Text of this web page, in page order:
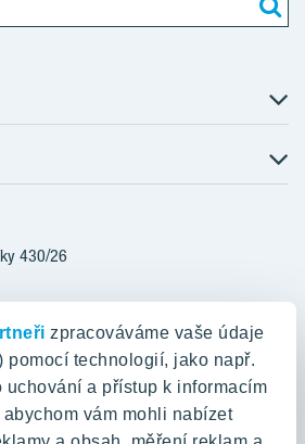
zpracováváme vaše údaje
pomocí technologií, jako např.
uchování a přístup k informacím
vám mohli nabízet
430/26